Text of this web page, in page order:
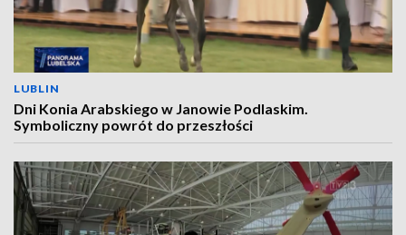
LUBLIN
Dni Konia Arabskiego w Janowie Podlaskim.
Symboliczny powrót do przeszłości